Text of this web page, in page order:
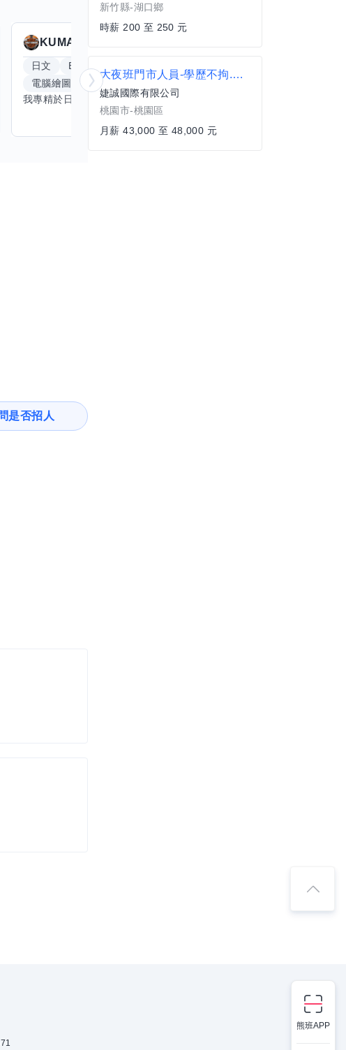
KUMA
日文 Excel Word
電腦繪圖
手繪 影像剪輯與後製
更多
是否招人
新竹縣-湖口鄉
時薪 200 至 250 元
大夜班門市人員-學歷不拘.免經驗.無業績壓力.同事好相處
婕誠國際有限公司
桃園市-桃園區
月薪 43,000 至 48,000 元
熊班APP